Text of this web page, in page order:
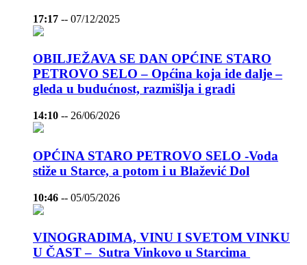
17:17 -- 07/12/2025
OBILJEŽAVA SE DAN OPĆINE STARO
PETROVO SELO – Općina koja ide dalje –
gleda u budućnost, razmišlja i gradi
14:10 -- 26/06/2026
OPĆINA STARO PETROVO SELO -Voda
stiže u Starce, a potom i u Blažević Dol
10:46 -- 05/05/2026
VINOGRADIMA, VINU I SVETOM VINKU
U ČAST – Sutra Vinkovo u Starcima